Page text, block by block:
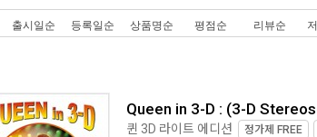
출시일순 등록일순 상품명순 평점순 리뷰순
Queen in 3-D : (3-D
퀸 3D 라이트 에디션 정가제 FREE